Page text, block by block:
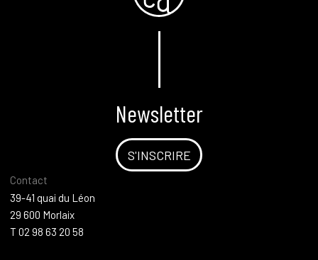
Newsletter
S'INSCRIRE
Contact
39-41 quai du Léon
29 600 Morlaix
T 02 98 63 20 58